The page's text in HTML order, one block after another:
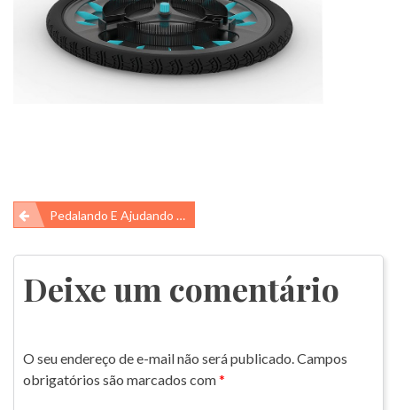
Navegação
de
Post
Pedalando E Ajudando A Qualidade Do Ar!
Deixe um comentário
O seu endereço de e-mail não será publicado.Campos
obrigatórios são marcados com*